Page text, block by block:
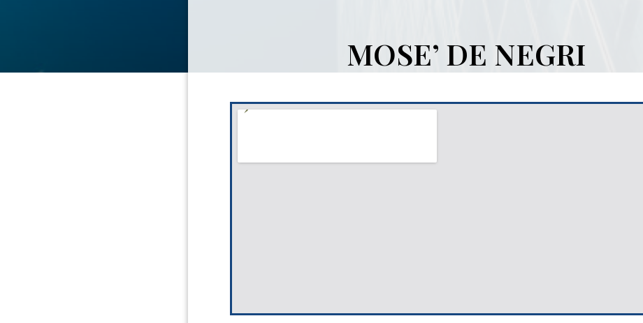
MOSE’ DE NEGRI